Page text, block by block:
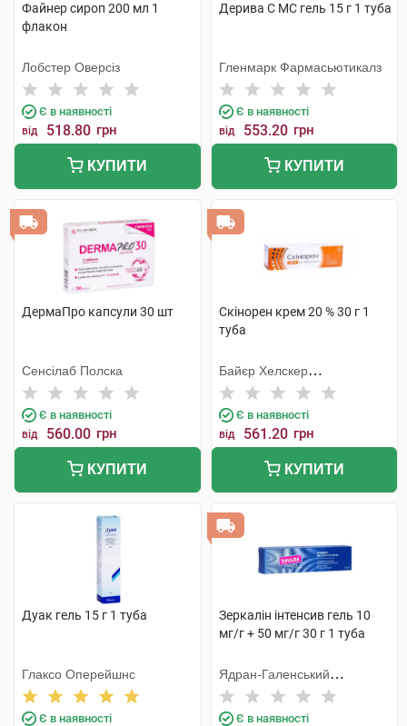
Файнер сироп 200 мл 1
флакон
Лобстер Оверсіз
Є в наявності
від 518.80 грн
КУПИТИ
Дерива С MC гель 15 г 1 туба
Гленмарк Фармасьютикалз
Є в наявності
від 553.20 грн
КУПИТИ
ДермаПро капсули 30 шт
Сенсілаб Полска
Є в наявності
від 560.00 грн
КУПИТИ
Скінорен крем 20 % 30 г 1
туба
Байєр Хелскер
Мануфактурінг
Є в наявності
від 561.20 грн
КУПИТИ
Дуак гель 15 г 1 туба
Глаксо Оперейшнс
Є в наявності
Зеркалін інтенсив гель 10
мг/г + 50 мг/г 30 г 1 туба
Ядран-Галенський
Лабораторій
Є в наявності